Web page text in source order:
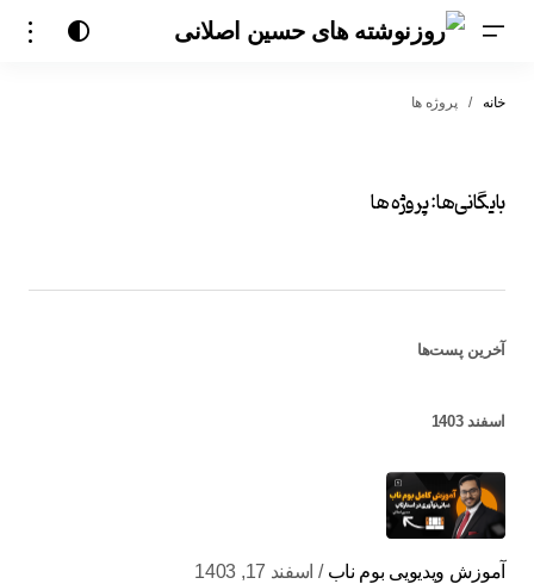
خانه پروژه ها
بایگانی‌ها:پروژه ها
آخرین پست‌ها
اسفند 1403
آموزش ویدیویی بوم ناب اسفند 17, 1403